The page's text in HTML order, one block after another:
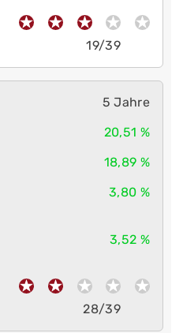
19/39
5 Jahre
20,51 %
18,89 %
3,80 %
3,52 %
28/39